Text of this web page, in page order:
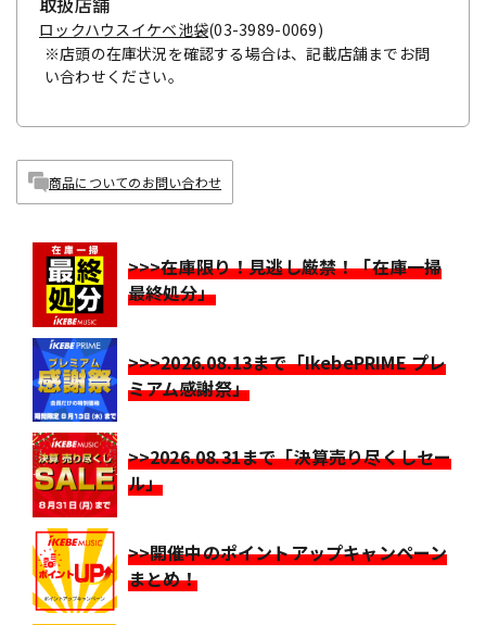
ロックハウスイケベ池袋(03-3989-0069)
※店頭の在庫状況を確認する場合は、記載店舗までお問
い合わせください。
商品についてのお問い合わせ
>>>在庫限り！見逃し厳禁！「在庫一掃
最終処分」
>>>2026.08.13まで「IkebePRIME プレ
ミアム感謝祭」
>>2026.08.31まで「決算売り尽くしセー
ル」
>>開催中のポイントアップキャンペーン
まとめ！